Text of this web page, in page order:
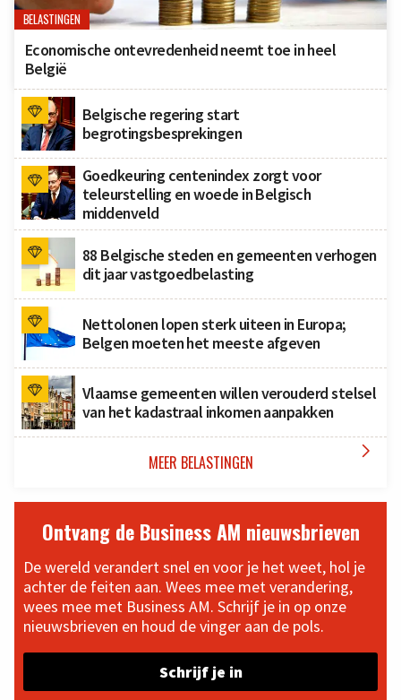
BELASTINGEN
Economische ontevredenheid neemt toe in heel
België
Belgische regering start
begrotingsbesprekingen
Goedkeuring centenindex zorgt voor
teleurstelling en woede in Belgisch
middenveld
88 Belgische steden en gemeenten verhogen
dit jaar vastgoedbelasting
Nettolonen lopen sterk uiteen in Europa;
Belgen moeten het meeste afgeven
Vlaamse gemeenten willen verouderd stelsel
van het kadastraal inkomen aanpakken
MEER BELASTINGEN 
Ontvang de Business AM nieuwsbrieven
De wereld verandert snel en voor je het weet, hol je
achter de feiten aan. Wees mee met verandering,
wees mee met Business AM. Schrijf je in op onze
nieuwsbrieven en houd de vinger aan de pols.
Schrijf je in